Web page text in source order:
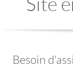
Site
Besoin